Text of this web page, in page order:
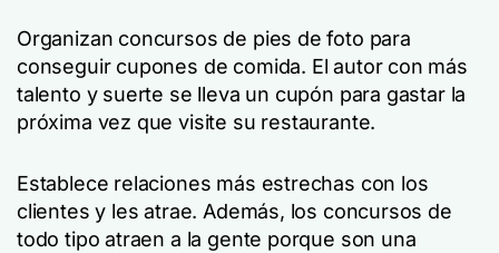
Organizan concursos de pies de foto para
conseguir cupones de comida. El autor con más
talento y suerte se lleva un cupón para gastar la
próxima vez que visite su restaurante.
Establece relaciones más estrechas con los
clientes y les atrae. Además, los concursos de
todo tipo atraen a la gente porque son una